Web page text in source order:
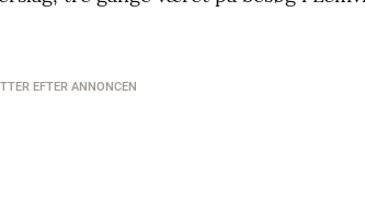
EFTER ANNONCEN